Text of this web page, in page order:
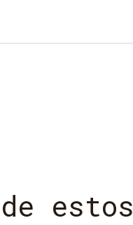
¿Por qué todo el
a estas alturas,
Si tan solo
estos